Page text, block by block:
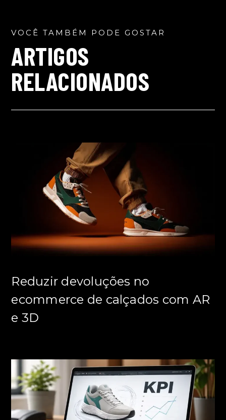
VOCÊ TAMBÉM PODE GOSTAR
ARTIGOS
RELACIONADOS
Reduzir devoluções no
ecommerce de calçados com AR
e 3D